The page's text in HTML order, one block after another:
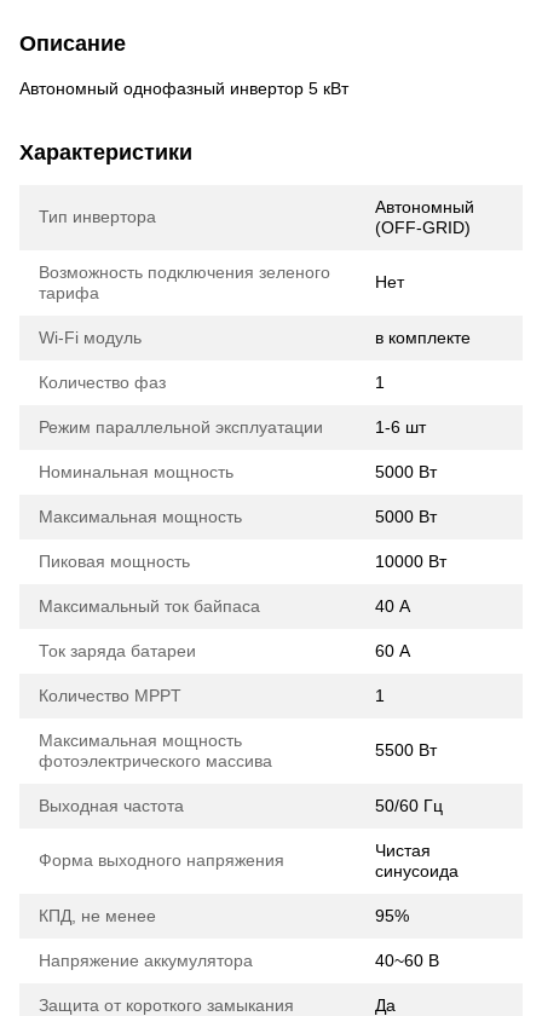
Описание
Автономный однофазный инвертор 5 кВт
Характеристики
Тип инвертора
Автономный
(OFF-GRID)
Возможность подключения зеленого
тарифа
Нет
Wi-Fi модуль в комплекте
Количество фаз 1
Режим параллельной эксплуатации 1-6 шт
Номинальная мощность 5000 Вт
Максимальная мощность 5000 Вт
Пиковая мощность 10000 Вт
Максимальный ток байпаса 40 А
Ток заряда батареи 60 А
Количество MPPT 1
Максимальная мощность
фотоэлектрического массива
5500 Вт
Выходная частота 50/60 Гц
Форма выходного напряжения
Чистая
синусоида
КПД, не менее 95%
Напряжение аккумулятора 40~60 В
Защита от короткого замыкания Да